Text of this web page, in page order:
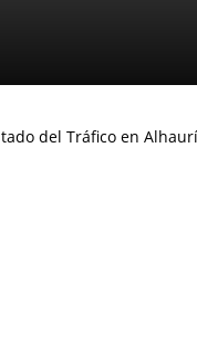
del Tráfico en